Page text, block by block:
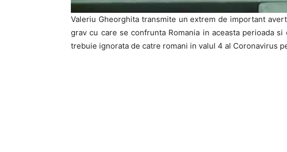
Valeriu Gheorghita transmite un extrem de important
grav cu care se confrunta Romania in aceasta perioada
trebuie ignorata de catre romani in valul 4 al Coronavirus